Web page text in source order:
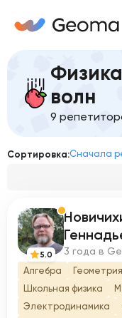
волн
9
Сортировка:Сначала
Н
5.0 3 года в
Алгебра Геометрия
Школьная физика
Электродинамика